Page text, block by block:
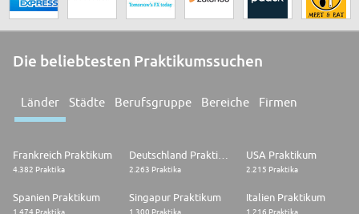
Die beliebtesten Praktikumssuchen
Länder Städte Berufsgruppe Bereiche Firmen
Frankreich Praktikum
4.382 Praktika 2.263 Praktika
USA Praktikum
2.215 Praktika
Spanien Praktikum
1.474 Praktika
Singapur Praktikum
1.300 Praktika
Italien Praktikum
1.216 Praktika